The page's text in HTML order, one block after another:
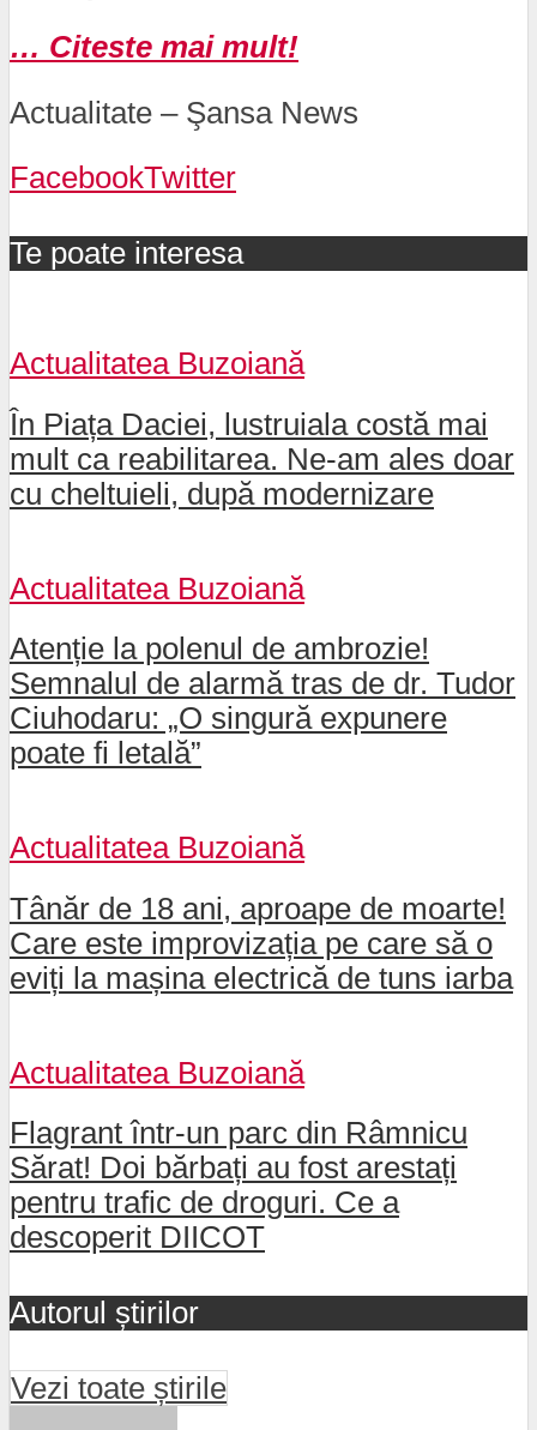
… Citeste mai mult!
Actualitate – Şansa News
FacebookTwitter
Te poate interesa
Actualitatea Buzoiană
În Piața Daciei, lustruiala costă mai
mult ca reabilitarea. Ne-am ales doar
cu cheltuieli, după modernizare
Actualitatea Buzoiană
Atenție la polenul de ambrozie!
Semnalul de alarmă tras de dr. Tudor
Ciuhodaru: „O singură expunere
poate fi letală”
Actualitatea Buzoiană
Tânăr de 18 ani, aproape de moarte!
Care este improvizația pe care să o
eviți la mașina electrică de tuns iarba
Actualitatea Buzoiană
Flagrant într-un parc din Râmnicu
Sărat! Doi bărbați au fost arestați
pentru trafic de droguri. Ce a
descoperit DIICOT
Autorul știrilor
Vezi toate știrile